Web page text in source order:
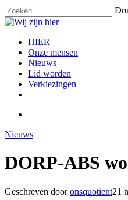
Skip
to
content
Close
search
Menu
HIER
Onze mensen
Nieuws
Lid worden
Verkiezingen
Nieuws
DORP-ABS
Geschreven door onsquotient21